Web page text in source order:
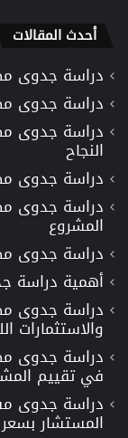
أحدث المقالات
دراسة جدوى
دراسة جدوى
دراسة جدوى
النجاح
دراسة جدوى
دراسة جدوى
المشروع
دراسة جدوى
أهمية دراسة
دراسة جدوى
والاستثمارات
دراسة جدوى
في تقييم
دراسة جدوى
المستشار